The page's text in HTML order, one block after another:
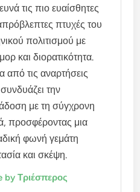
τις πιο ευαίσθητες
πτυχές του
πολιτισμού με
και διορατικότητα.
από τις αναρτήσεις
την
με τη σύγχρονη
προσφέροντας μια
φωνή γεμάτη
και σκέψη.
by Τριέσπερος